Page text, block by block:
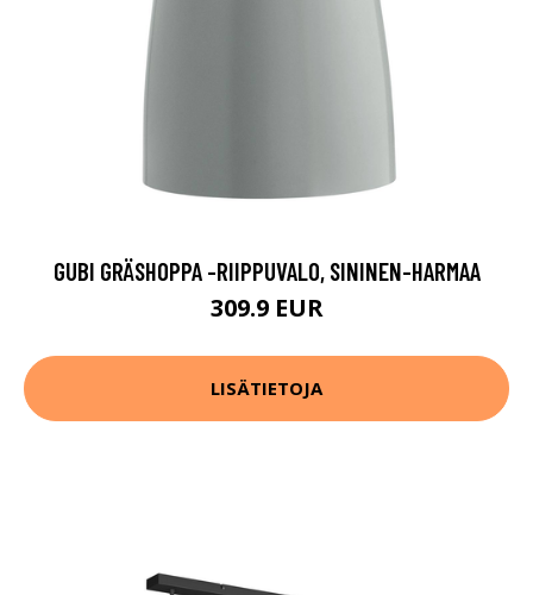
GUBI GRÄSHOPPA -RIIPPUVALO, SININEN-HARMAA
309.9 EUR
LISÄTIETOJA